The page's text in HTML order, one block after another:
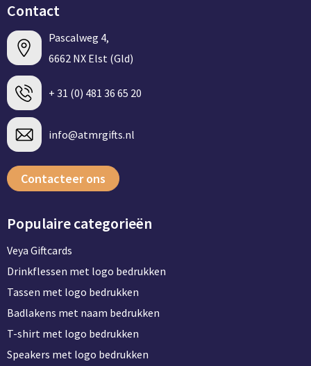
Contact
Pascalweg 4,
6662 NX Elst (Gld)
+ 31 (0) 481 36 65 20
info@atmrgifts.nl
Contacteer ons
Populaire categorieën
Veya Giftcards
Drinkflessen met logo bedrukken
Tassen met logo bedrukken
Badlakens met naam bedrukken
T-shirt met logo bedrukken
Speakers met logo bedrukken